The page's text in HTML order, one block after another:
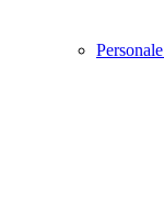
Personale